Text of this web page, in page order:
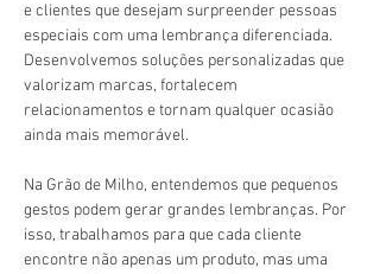
e clientes que desejam surpreender pessoas
especiais com uma lembrança diferenciada.
Desenvolvemos soluções personalizadas que
valorizam marcas, fortalecem
relacionamentos e tornam qualquer ocasião
ainda mais memorável.
Na Grão de Milho, entendemos que pequenos
gestos podem gerar grandes lembranças. Por
isso, trabalhamos para que cada cliente
encontre não apenas um produto, mas uma